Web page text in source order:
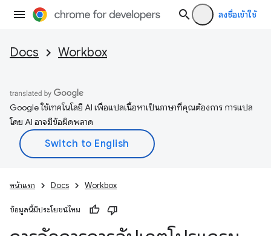
ลงชื่อเข้าใช้
Docs Workbox
Google ใช้เทคโนโลยี AI เพื่อแปลเนื้อหาเป็นภาษาที่คุณต้องการ การแปล
โดย AI อาจมีข้อผิดพลาด
หน้าแรก Docs Workbox
ข้อมูลนี้มีประโยชน์ไหม